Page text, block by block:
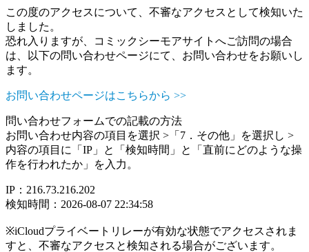
この度のアクセスについて、不審なアクセスとして検知いた
しました。
恐れ入りますが、コミックシーモアサイトへご訪問の場合
は、以下の問い合わせページにて、お問い合わせをお願いし
ます。
お問い合わせページはこちらから >>
問い合わせフォームでの記載の方法
お問い合わせ内容の項目を選択 >「7．その他」を選択し >
内容の項目に「IP」と「検知時間」と「直前にどのような操
作を行われたか」を入力。
IP：216.73.216.202
検知時間：2026-08-07 22:34:58
※iCloudプライベートリレーが有効な状態でアクセスされま
すと、不審なアクセスと検知される場合がございます。